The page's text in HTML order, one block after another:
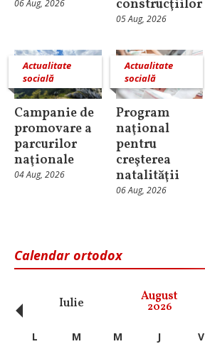
06 Aug, 2026 construcţiilor
05 Aug, 2026
Actualitate
socială
Campanie de
promovare a
parcurilor
naţionale
04 Aug, 2026
Actualitate
socială
Program
naţional
pentru
creşterea
natalităţii
06 Aug, 2026
Calendar ortodox
Iulie August
2026
‹ L M M J V